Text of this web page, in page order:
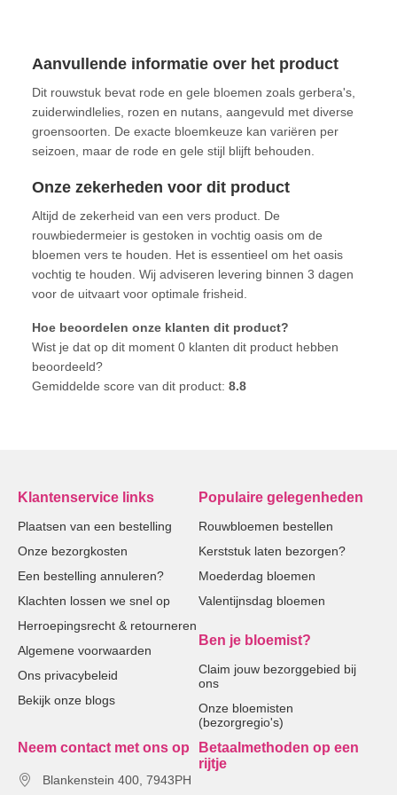
Aanvullende informatie over het product
Dit rouwstuk bevat rode en gele bloemen zoals gerbera's,
zuiderwindlelies, rozen en nutans, aangevuld met diverse
groensoorten. De exacte bloemkeuze kan variëren per
seizoen, maar de rode en gele stijl blijft behouden.
Onze zekerheden voor dit product
Altijd de zekerheid van een vers product. De
rouwbiedermeier is gestoken in vochtig oasis om de
bloemen vers te houden. Het is essentieel om het oasis
vochtig te houden. Wij adviseren levering binnen 3 dagen
voor de uitvaart voor optimale frisheid.
Hoe beoordelen onze klanten dit product?
Wist je dat op dit moment 0 klanten dit product hebben
beoordeeld?
Gemiddelde score van dit product:8.8
Klantenservice links
Plaatsen van een bestelling
Onze bezorgkosten
Een bestelling annuleren?
Klachten lossen we snel op
Herroepingsrecht & retourneren
Algemene voorwaarden
Ons privacybeleid
Bekijk onze blogs
Populaire gelegenheden
Rouwbloemen bestellen
Kerststuk laten bezorgen?
Moederdag bloemen
Valentijnsdag bloemen
Ben je bloemist?
Claim jouw bezorggebied bij
ons
Onze bloemisten
(bezorgregio's)
Neem contact met ons op
Blankenstein 400, 7943PH
Betaalmethoden op een
rijtje